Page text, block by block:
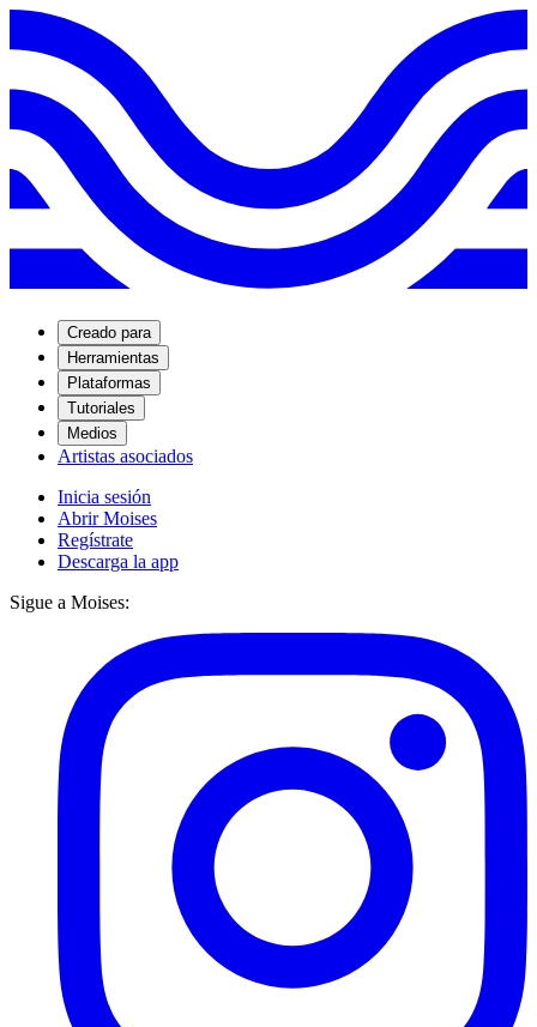
Creado para
Herramientas
Plataformas
Tutoriales
Medios
Artistas asociados
Inicia sesión
Abrir Moises
Regístrate
Descarga la app
Sigue a Moises: